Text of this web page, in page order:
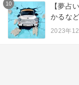
10
【夢占
かるな
2023年